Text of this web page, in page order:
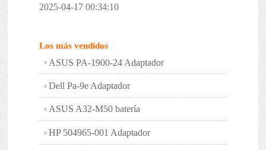
2025-04-17 00:34:10
Los más vendidos
ASUS PA-1900-24 Adaptador
Dell Pa-9e Adaptador
ASUS A32-M50 batería
HP 504965-001 Adaptador